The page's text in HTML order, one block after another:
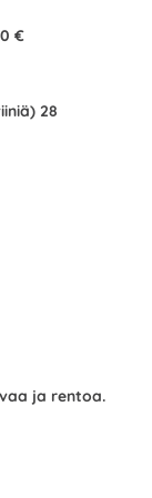
€
28
ja rentoa.